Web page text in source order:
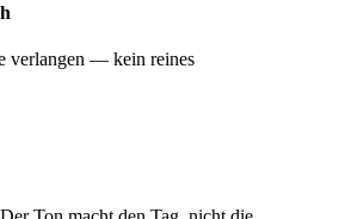
verlangen — kein reines